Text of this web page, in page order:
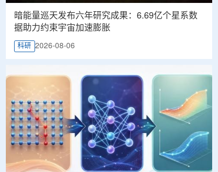
暗能量巡天发布六年研究成果：6.69亿个星系数
据助力约束宇宙加速膨胀
科研 2026-08-06